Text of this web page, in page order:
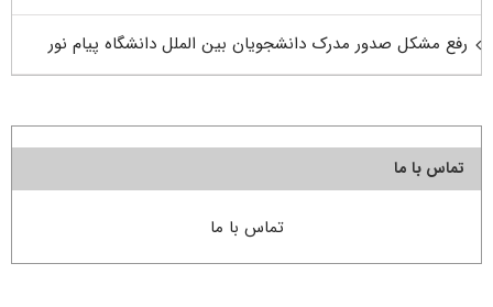
رفع مشکل صدور مدرک دانشجویان بین الملل دانشگاه پیام نور
تماس با ما
تماس با ما